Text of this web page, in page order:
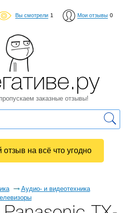
Вы смотрели 1 Мои отзывы 0
Аудио- и видеотехника
заказные отзывы!
отзыв на всё что угодно